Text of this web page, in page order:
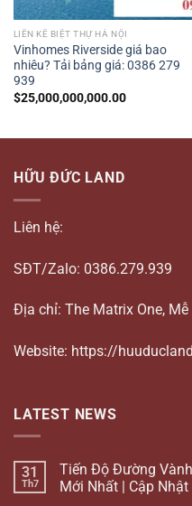
LIỀN KỀ BIỆT THỰ HÀ NỘI
Vinhomes Riverside giá bao
nhiêu? Tải bảng giá: 0386 279
939
$25,000,000,000.00
HỮU ĐỨC LAND
Liên hệ:
SĐT/Zalo: 0386.279.939
Địa chỉ: The Matrix One,
Website: https://
LATEST NEWS
31
Th7
Tiến Độ Đường
Mới Nhất | Cập